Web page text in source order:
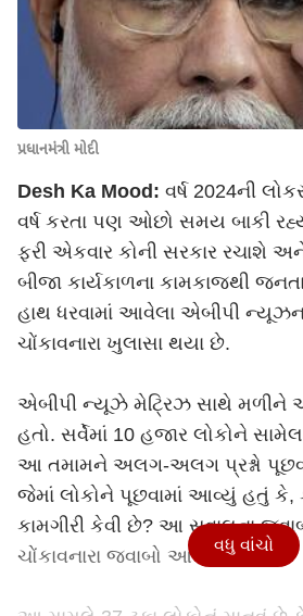
પ્રધાનમંત્રી મોદી
Desh Ka Mood: વર્ષ 2024ની
વર્ષ કરતા પણ ઓછો સમય બાકી
ફરી એકવાર કોની સરકાર રચાશે
બીજા કાર્યકાળના કામકાજથી
હાથ ધરવામાં આવેલા એબીપી
ચોંકાવનારા ખુલાસા થયા છે.
એબીપી ન્યૂઝે મેટ્રિઝ સાથે મળીને
હતો. સર્વેમાં 10 હજાર લોકોને
આ તમામને અલગ-અલગ પ્રશ્નો
જેમાં લોકોને પૂછવામાં આવ્યું હતું કે,
કામગીરી કેવી છે? આ સવાલના
ચોંકાવનારા જવાબો આપ્યા હતાં.
વધુ વાંચો